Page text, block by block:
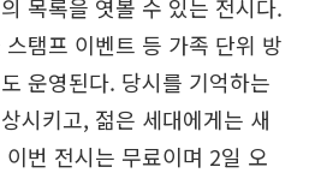
목록을 엿볼 수 있는 전시다.
탬프 이벤트 등 가족 단위 방
운영된다. 당시를 기억하는
시키고, 젊은 세대에게는 새
번 전시는 무료이며 2일 오